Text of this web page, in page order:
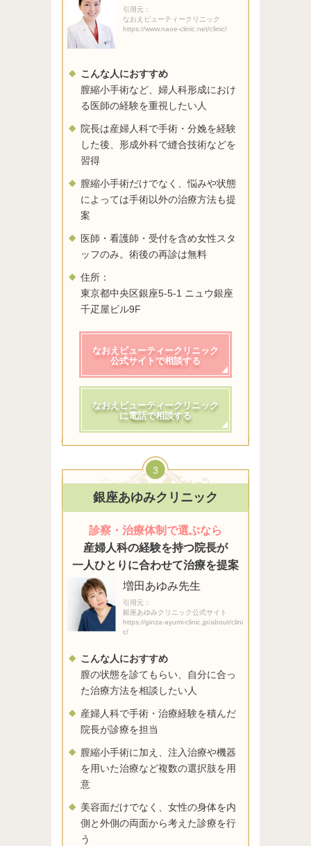
引用元：
なおえビューティークリニック
https://www.naoe-clinic.net/clinic/
こんな人におすすめ
膣縮小手術など、婦人科形成におけ
る医師の経験を重視したい人
院長は産婦人科で手術・分娩を経験
した後、形成外科で縫合技術などを
習得
膣縮小手術だけでなく、悩みや状態
によっては手術以外の治療方法も提
案
医師・看護師・受付を含め女性スタ
ッフのみ。術後の再診は無料
住所：
東京都中央区銀座5-5-1 ニュウ銀座
千疋屋ビル9F
なおえビューティークリニック
公式サイトで相談する
なおえビューティークリニック
に電話で相談する
3
銀座あゆみクリニック
診察・治療体制で選ぶなら
産婦人科の経験を持つ院長が
一人ひとりに合わせて治療を提案
増田あゆみ先生
引用元：
銀座あゆみクリニック公式サイト
https://ginza-ayumi-clinic.jp/about/clini
c/
こんな人におすすめ
膣の状態を診てもらい、自分に合っ
た治療方法を相談したい人
産婦人科で手術・治療経験を積んだ
院長が診療を担当
膣縮小手術に加え、注入治療や機器
を用いた治療など複数の選択肢を用
意
美容面だけでなく、女性の身体を内
側と外側の両面から考えた診療を行
う